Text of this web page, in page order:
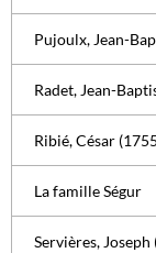
Pujoulx, Jean-
Radet, Jean-
Ribié, César
La famille Ségur
Servières,